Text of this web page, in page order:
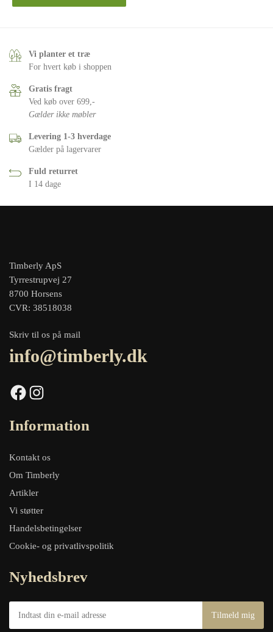
Vi planter et træ
For hvert køb i shoppen
Gratis fragt
Ved køb over 699,-
Gælder ikke møbler
Levering 1-3 hverdage
Gælder på lagervarer
Fuld returret
I 14 dage
Timberly ApS
Tyrrestrupvej 27
8700 Horsens
CVR: 38518038
Skriv til os på mail
info@timberly.dk
Facebook Instagram
Information
Kontakt os
Om Timberly
Artikler
Vi støtter
Handelsbetingelser
Cookie- og privatlivspolitik
Nyhedsbrev